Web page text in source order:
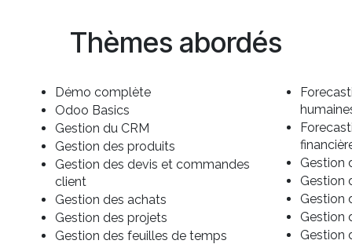
Thèmes abordés
Démo complète
Odoo Basics
Gestion du CRM
Gestion des produits
Gestion des devis et commandes
client
Gestion des achats
Gestion des projets
Gestion des feuilles de temps
Gestion
Gestion
Gestion
Gestion
Gestion